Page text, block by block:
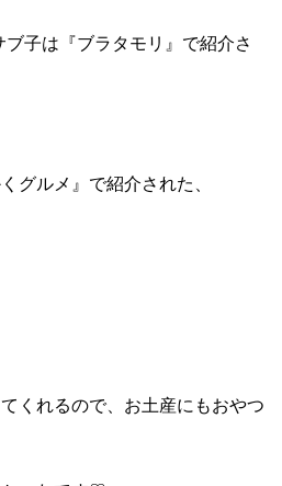
子は『ブラタモリ』で紹介さ
グルメ』で紹介された、
くれるので、お土産にもおやつ